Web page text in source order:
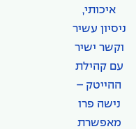
איכותי,
ניסיון עשיר
וקשר ישיר
עם קהילת
ההייטק –
נישה פרו
מאפשרת